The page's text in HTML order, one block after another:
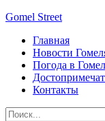
Gomel Street
Главная
Новости
Погода в
Контакты